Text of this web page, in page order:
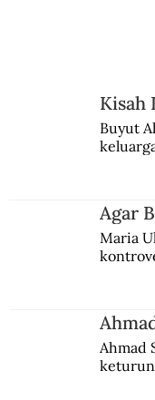
Kisah
Buyut
Agar
Maria
Ahmad